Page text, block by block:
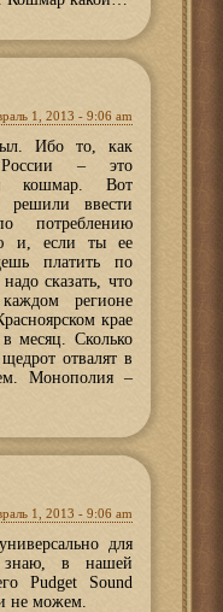
1, 2013 - 9:06 am
Ибо то, как
– это
кошмар. Вот
решили ввести
потреблению
и, если ты ее
платить по
сказать, что
регионе
крае
месяц. Сколько
отвалят в
Монополия –
1, 2013 - 9:06 am
для
знаю, в нашей
Pudget Sound
не можем.